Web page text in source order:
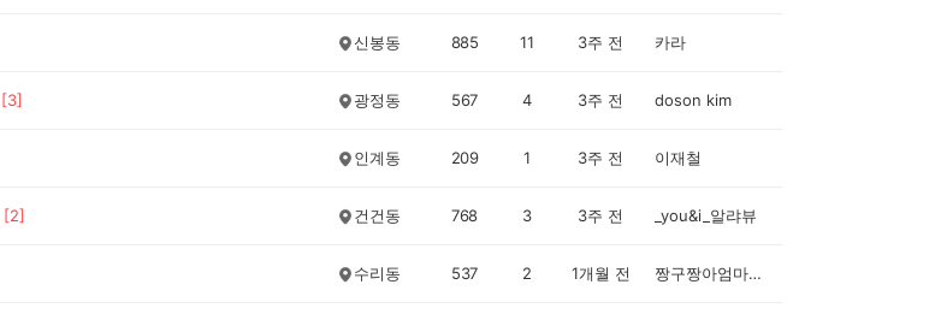
신봉동 885 11 3주 전 카라
[3] 광정동 567 4 3주 전 doson kim
인계동 209 1 3주 전 이재철
[2] 건건동 768 3 3주 전 _you&i_알랴뷰
수리동 537 2 1개월 전 짱구짱아엄마입니다